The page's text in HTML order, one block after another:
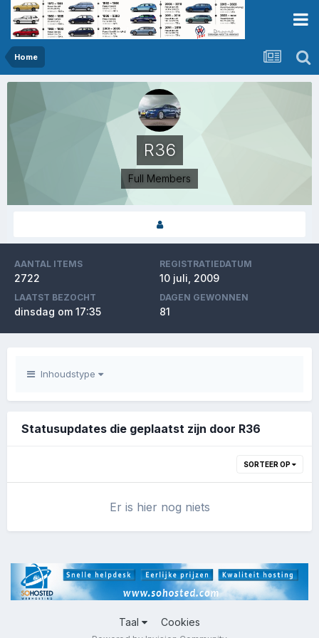
Home
R36
Full Members
AANTAL ITEMS
2722
REGISTRATIEDATUM
10 juli, 2009
LAATST BEZOCHT
dinsdag om 17:35
DAGEN GEWONNEN
81
Inhoudstype
Statusupdates die geplaatst zijn door R36
SORTEER OP
Er is hier nog niets
Taal Cookies